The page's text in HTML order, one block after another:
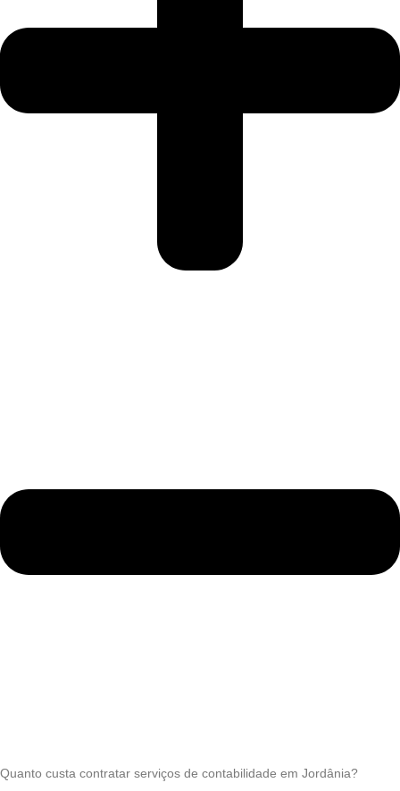
Quanto custa contratar serviços de contabilidade em Jordânia?